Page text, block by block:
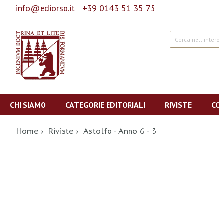
info@ediorso.it +39 0143 51 35 75
Cerca
al
contenuto
CHI SIAMO CATEGORIE EDITORIALI RIVISTE
Home Riviste Astolfo - Anno 6 - 3